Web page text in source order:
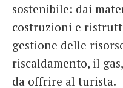
sostenibile: dai
costruzioni e
gestione delle
riscaldamento, il
da offrire al turista.